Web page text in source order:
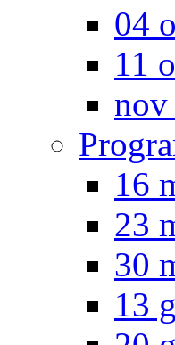
04
11
16
23
30
13